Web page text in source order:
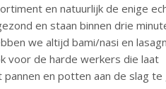
en natuurlijk de enige
en staan binnen drie
we altijd bami/nasi en
voor de harde werkers die laat
en potten aan de slag te